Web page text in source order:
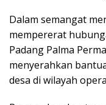
Dalam semangat
mempererat
Padang Palma
menyerahkan
desa di wilayah